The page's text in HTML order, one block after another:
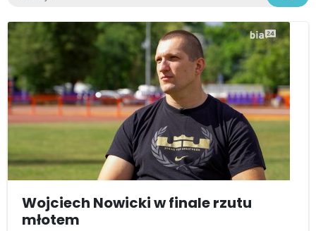
Wojciech Nowicki w finale rzutu
młotem